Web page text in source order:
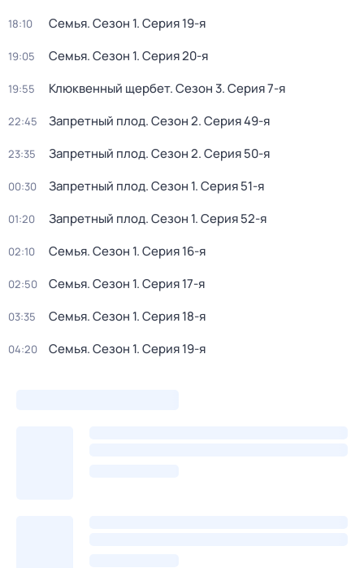
18:10 Семья. Сезон 1. Серия 19-я
19:05 Семья. Сезон 1. Серия 20-я
19:55 Клюквенный щербет. Сезон 3. Серия 7-я
22:45 Запретный плод. Сезон 2. Серия 49-я
23:35 Запретный плод. Сезон 2. Серия 50-я
00:30 Запретный плод. Сезон 1. Серия 51-я
01:20 Запретный плод. Сезон 1. Серия 52-я
02:10 Семья. Сезон 1. Серия 16-я
02:50 Семья. Сезон 1. Серия 17-я
03:35 Семья. Сезон 1. Серия 18-я
04:20 Семья. Сезон 1. Серия 19-я